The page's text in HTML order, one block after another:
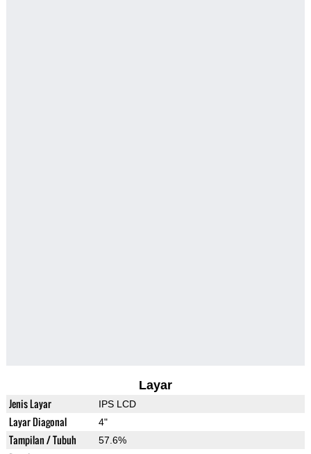
Layar
Jenis Layar IPS LCD
Layar Diagonal 4"
Tampilan / Tubuh 57.6%